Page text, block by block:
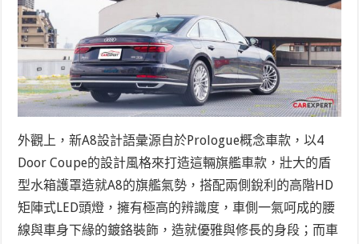
外觀上，新A8設計語彙源自於Prologue概念車款，以4
Door Coupe的設計風格來打造這輛旗艦車款，壯大的盾
型水箱護罩造就A8的旗艦氣勢，搭配兩側銳利的高階HD
矩陣式LED頭燈，擁有極高的辨識度，車側一氣呵成的腰
線與車身下緣的鍍鉻裝飾，造就優雅與修長的身段；而車